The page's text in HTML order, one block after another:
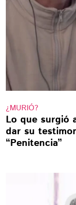
¿MURIÓ?
Lo que surgió
dar su
“Penitencia”